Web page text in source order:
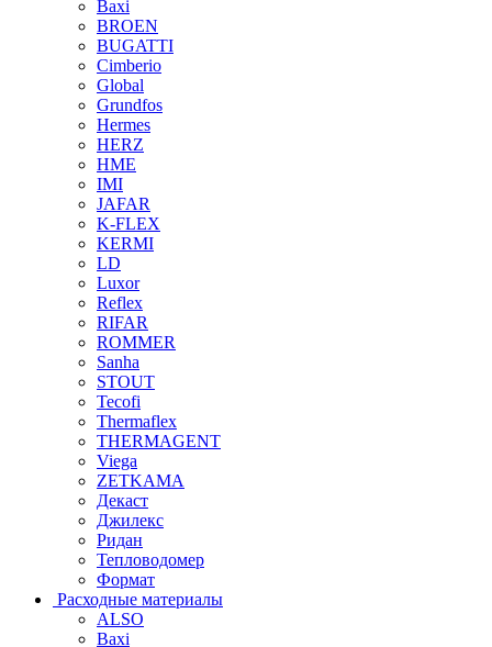
Baxi
BROEN
BUGATTI
Cimberio
Global
Grundfos
Hermes
HERZ
HME
IMI
JAFAR
K-FLEX
KERMI
LD
Luxor
Reflex
RIFAR
ROMMER
Sanha
STOUT
Tecofi
Thermaflex
THERMAGENT
Viega
ZETKAMA
Декаст
Джилекс
Ридан
Тепловодомер
Формат
Расходные материалы
ALSO
Baxi